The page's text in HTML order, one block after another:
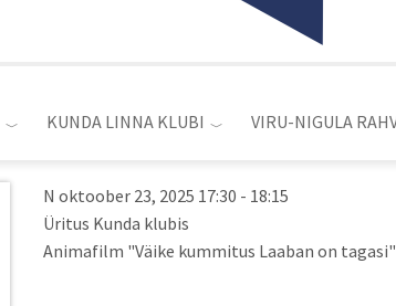
KUNDA LINNA KLUBI VIRU-NIGULA
N oktoober 23, 2025 17:30 - 18:15
Üritus Kunda klubis
Animafilm "Väike kummitus Laaban on tagasi"